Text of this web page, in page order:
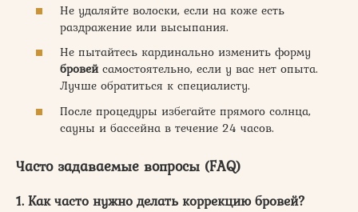
Не удаляйте волоски, если на коже есть
раздражение или высыпания.
Не пытайтесь кардинально изменить форму
бровейсамостоятельно, если у вас нет опыта.
Лучше обратиться к специалисту.
После процедуры избегайте прямого солнца,
сауны и бассейна в течение 24 часов.
Часто задаваемые вопросы (FAQ)
1. Как часто нужно делать коррекцию бровей?